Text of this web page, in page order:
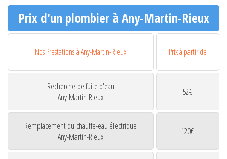
Prix d'un plombier à Any-Martin-Rieux
Nos Prestations à Any-Martin-Rieux Prix à partir de
Recherche de fuite d'eau
Any-Martin-Rieux
52€
Remplacement du chauffe-eau électrique
Any-Martin-Rieux
120€